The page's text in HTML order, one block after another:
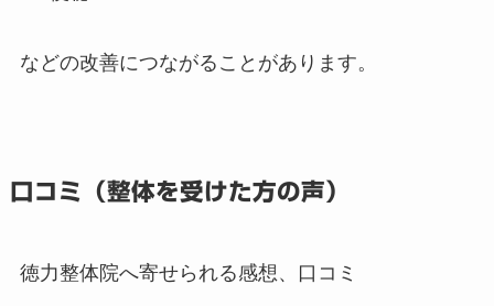
などの改善につながることがあります。
口コミ（整体を受けた方の声）
徳力整体院へ寄せられる感想、口コミ